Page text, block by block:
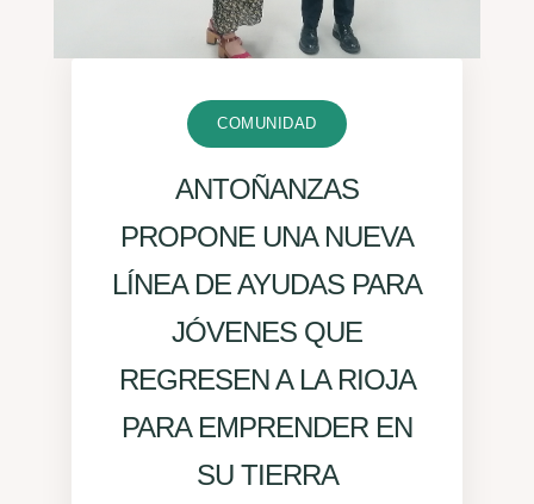
COMUNIDAD
ANTOÑANZAS
PROPONE UNA NUEVA
LÍNEA DE AYUDAS PARA
JÓVENES QUE
REGRESEN A LA RIOJA
PARA EMPRENDER EN
SU TIERRA